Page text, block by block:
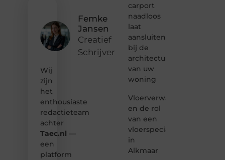
Femke
Jansen
Creatief
Schrijver
Wij
zijn
het
enthousiaste
redactieteam
achter
Taec.nl —
een
platform
carport
naadloos
laat
aansluiten
bij de
architectuur
van uw
woning
Vloerverwarming
en de rol
van een
vloerspecialist
in
Alkmaar